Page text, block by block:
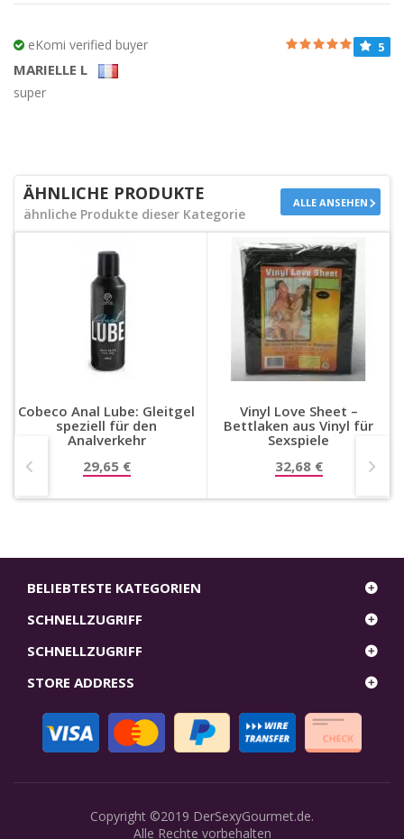
eKomi verified buyer
MARIELLE L
5
super
ÄHNLICHE PRODUKTE
ähnliche Produkte dieser Kategorie
ALLE ANSEHEN
Cobeco Anal Lube: Gleitgel
speziell für den
Analverkehr
29,65 €
Vinyl Love Sheet –
Bettlaken aus Vinyl für
Sexspiele
32,68 €
BELIEBTESTE KATEGORIEN
SCHNELLZUGRIFF
SCHNELLZUGRIFF
STORE ADDRESS
Copyright ©2019 DerSexyGourmet.de.
Alle Rechte vorbehalten